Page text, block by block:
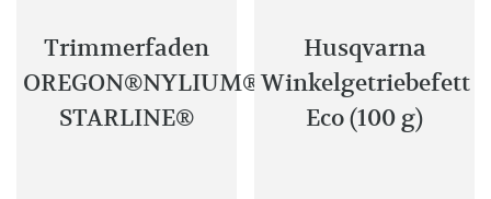
Trimmerfaden
OREGON®NYLIUM®
STARLINE®
Husqvarna
Winkelgetriebefett
Eco (100 g)